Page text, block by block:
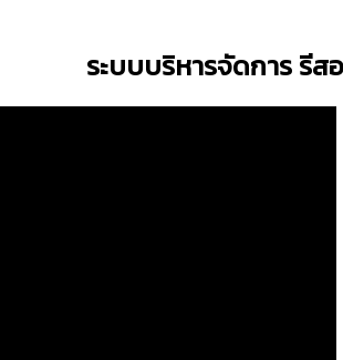
ระบบบริหารจัดการ รีส